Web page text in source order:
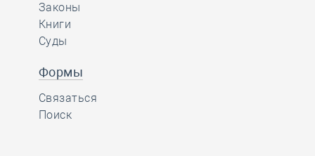
Законы
Книги
Суды
Формы
Связаться
Поиск